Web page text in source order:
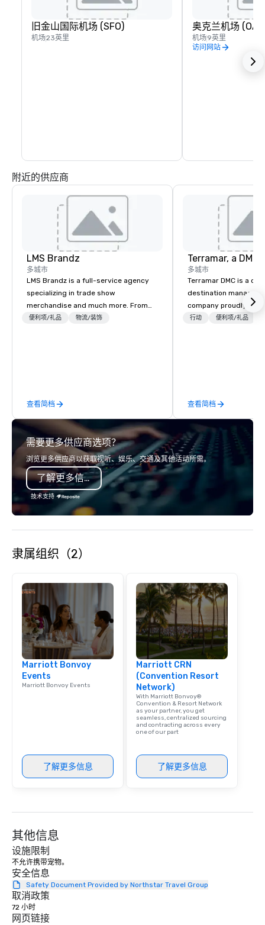
旧金山国际机场 (SFO)
机场23英里
奥克兰机场
机场9英里
访问网站
附近的供应商
LMS Brandz
多城市
LMS Brandz is a full-service agency
specializing in trade show
merchandise and much more. From
booth giveaways and branded apparel
years of industry experience and
commitment to exceptional customer
service set us apart. We deliver
smart, reliable solutions designed to
make the end-user experience
seamless from start to finish. We are
also a certified WOSB.
便利项/礼品 物流/装饰
查看简档
多城市
Terramar DMC is a
destination
company proudly
years in business.
across 15
countries. With local
integrated into the
serve, Terramar
service and
clients in the
staffing, program
event design,
行动 便利项/礼品
查看简档
需要更多供应商选项？
浏览更多供应商以获取视听、娱乐、交通及其他活动所需。
了解更多信息
技术支持
隶属组织（2）
Marriott Bonvoy
Events
Marriott Bonvoy Events
了解更多信息
Marriott CRN
(Convention Resort
Network)
With Marriott Bonvoy®
Convention & Resort Network
as your partner, you get
seamless, centralized sourcing
and contracting across every
one of our part
了解更多信息
其他信息
设施限制
不允许携带宠物。
安全信息
Safety Document Provided by Northstar Travel Group
取消政策
72 小时
网页链接